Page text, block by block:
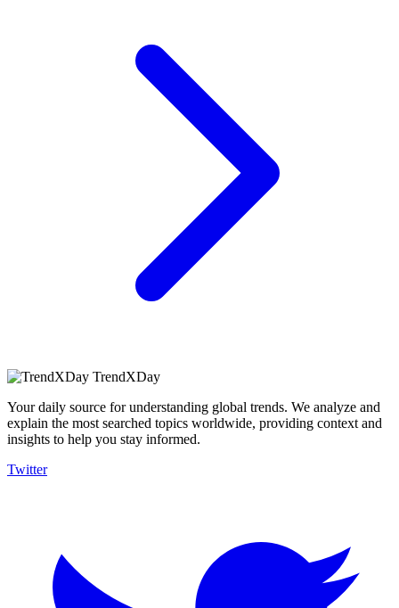
TrendXDay
Your daily source for understanding global trends. We analyze and
explain the most searched topics worldwide, providing context and
insights to help you stay informed.
Twitter